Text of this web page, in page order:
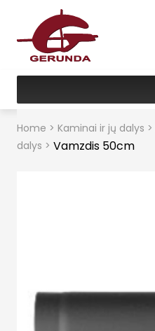
Home > Kaminai ir jų dalys >
dalys > Vamzdis 50cm